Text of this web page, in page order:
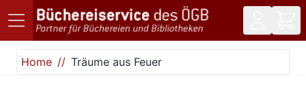
Direkt zum Inhalt
Home
Träume aus Feuer